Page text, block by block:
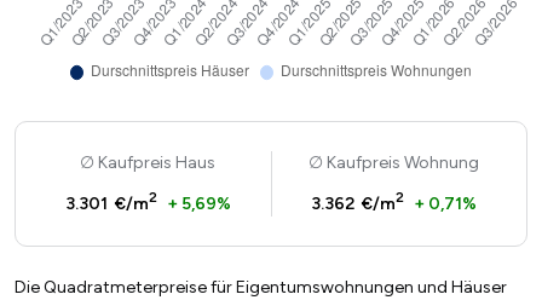
Kaufpreis Haus
3.301 €/m2 + 5,69%
Kaufpreis Wohnung
3.362 €/m2 + 0,71%
Die Quadratmeterpreise für Eigentumswohnungen und Häuser